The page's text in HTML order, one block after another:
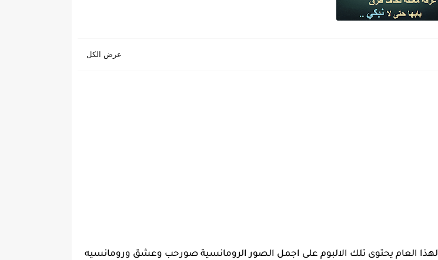
لهذا العام يحتوى تلك الالبوم على اجمل الصور الرومانسية صورحب وعشق ورومانسيه